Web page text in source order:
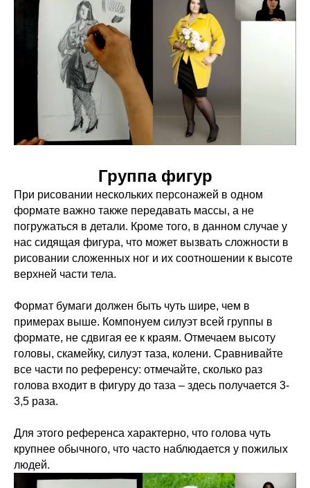
Группа фигур
При рисовании нескольких персонажей в одном
формате важно также передавать массы, а не
погружаться в детали. Кроме того, в данном случае у
нас сидящая фигура, что может вызвать сложности в
рисовании сложенных ног и их соотношении к высоте
верхней части тела.
Формат бумаги должен быть чуть шире, чем в
примерах выше. Компонуем силуэт всей группы в
формате, не сдвигая ее к краям. Отмечаем высоту
головы, скамейку, силуэт таза, колени. Сравнивайте
все части по референсу: отмечайте, сколько раз
голова входит в фигуру до таза – здесь получается 3-
3,5 раза.
Для этого референса характерно, что голова чуть
крупнее обычного, что часто наблюдается у пожилых
людей.